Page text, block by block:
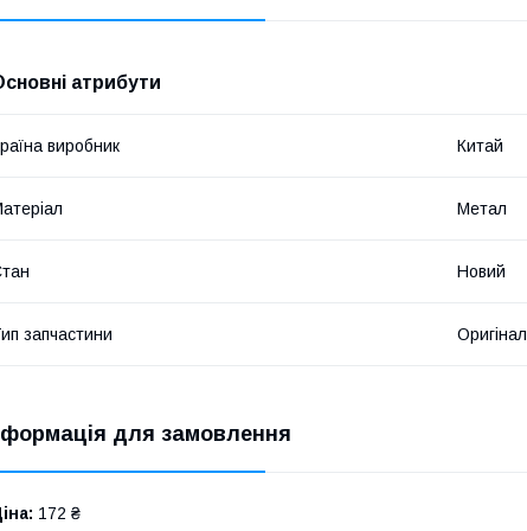
атрибути
виробник Китай
Метал
Новий
запчастини Оригінал
для замовлення
172 ₴